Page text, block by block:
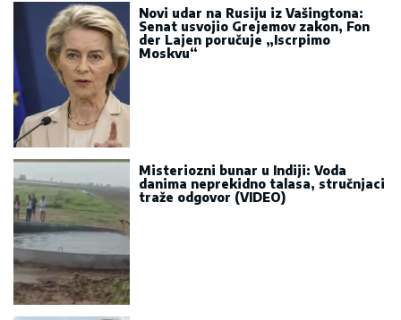
Novi udar na Rusiju iz Vašingtona:
Senat usvojio Grejemov zakon, Fon
der Lajen poručuje „Iscrpimo
Moskvu“
Misteriozni bunar u Indiji: Voda
danima neprekidno talasa, stručnjaci
traže odgovor (VIDEO)